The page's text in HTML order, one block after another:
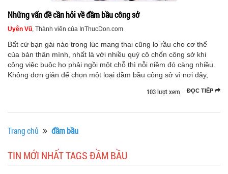
Những vấn đề cần hỏi về đầm bầu công sở
Uyên Vũ, Thành viên của InThucDon.com
Bất cứ bạn gái nào trong lúc mang thai cũng lo rầu cho cơ thể
của bản thân mình, nhất là với nhiều quý cô chốn công sở khi
công việc buộc họ phải ngồi một chỗ thì nỗi niềm đó càng nhiều.
Không đơn giản để chọn một loại đầm bầu công sở vì nơi đây,
ĐỌC TIẾP
103 lượt xem
Trang chủ đầm bầu
TIN MỚI NHẤT TAGS ĐẦM BẦU